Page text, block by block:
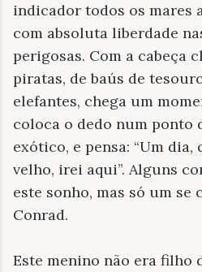
indicador todos os mares
com absoluta liberdade
perigosas. Com a cabeça
piratas, de baús de
elefantes, chega um
coloca o dedo num ponto
exótico, e pensa: “Um dia,
velho, irei aqui”. Alguns
este sonho, mas só um se
Conrad.
Este menino não era filho